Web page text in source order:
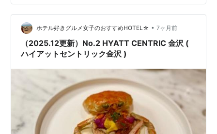
め ホテル内レストラン Grill & Dining G 概要 住所：〒
524-0101 滋賀県守山市今浜町十軒家2876 12階 営業時
間：11:30〜14:30 / 17:00〜22:0…
ホテル好きグルメ女子のおすすめHOTEL☆ • 7ヶ月前
（2025.12更新）No.2 HYATT CENTRIC 金沢 (
ハイアットセントリック金沢 )